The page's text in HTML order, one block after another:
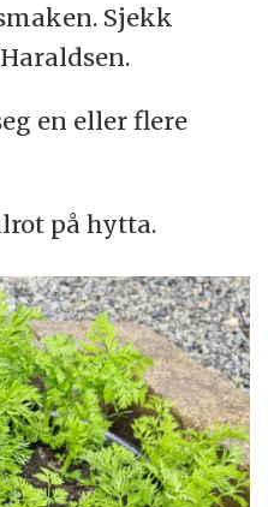
Sjekk
en eller flere
på hytta.